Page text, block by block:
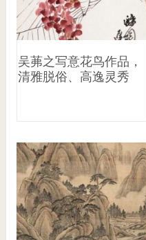
吴茀之写意花鸟作品，
清雅脱俗、高逸灵秀